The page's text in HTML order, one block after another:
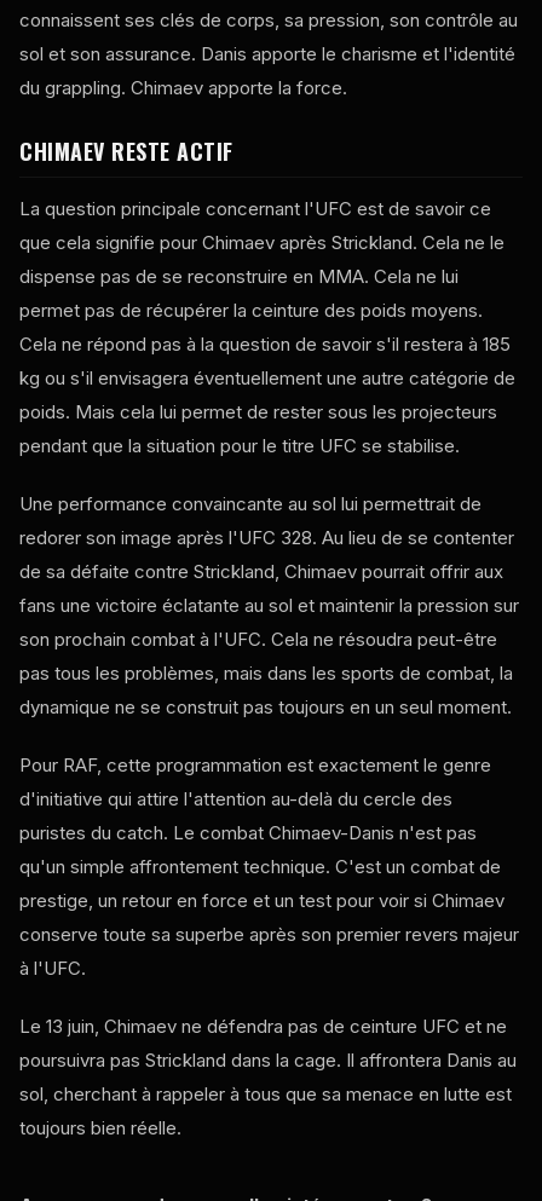
connaissent ses clés de corps, sa pression, son contrôle au
sol et son assurance. Danis apporte le charisme et l'identité
du grappling. Chimaev apporte la force.
CHIMAEV RESTE ACTIF
La question principale concernant l'UFC est de savoir ce
que cela signifie pour Chimaev après Strickland. Cela ne le
dispense pas de se reconstruire en MMA. Cela ne lui
permet pas de récupérer la ceinture des poids moyens.
Cela ne répond pas à la question de savoir s'il restera à 185
kg ou s'il envisagera éventuellement une autre catégorie de
poids. Mais cela lui permet de rester sous les projecteurs
pendant que la situation pour le titre UFC se stabilise.
Une performance convaincante au sol lui permettrait de
redorer son image après l'UFC 328. Au lieu de se contenter
de sa défaite contre Strickland, Chimaev pourrait offrir aux
fans une victoire éclatante au sol et maintenir la pression sur
son prochain combat à l'UFC. Cela ne résoudra peut-être
pas tous les problèmes, mais dans les sports de combat, la
dynamique ne se construit pas toujours en un seul moment.
Pour RAF, cette programmation est exactement le genre
d'initiative qui attire l'attention au-delà du cercle des
puristes du catch. Le combat Chimaev-Danis n'est pas
qu'un simple affrontement technique. C'est un combat de
prestige, un retour en force et un test pour voir si Chimaev
conserve toute sa superbe après son premier revers majeur
à l'UFC.
Le 13 juin, Chimaev ne défendra pas de ceinture UFC et ne
poursuivra pas Strickland dans la cage. Il affrontera Danis au
sol, cherchant à rappeler à tous que sa menace en lutte est
toujours bien réelle.